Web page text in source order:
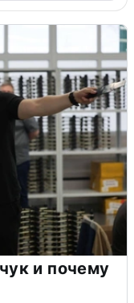
и почему